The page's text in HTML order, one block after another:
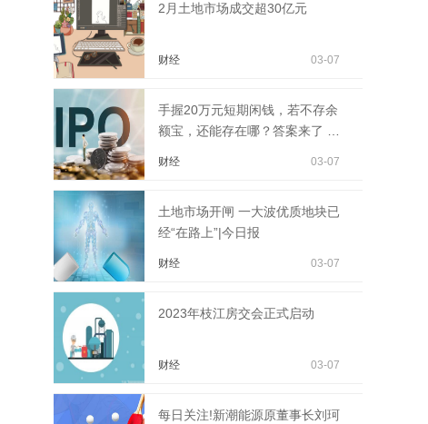
2月土地市场成交超30亿元
财经 03-07
手握20万元短期闲钱，若不存余
额宝，还能存在哪？答案来了 世
财经 03-07
土地市场开闸 一大波优质地块已
经“在路上”|今日报
财经 03-07
2023年枝江房交会正式启动
财经 03-07
每日关注!新潮能源原董事长刘珂